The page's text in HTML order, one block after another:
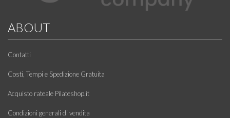
ABOUT
Contatti
Costi, Tempi e Spedizione Gratuita
Acquisto rateale Pilateshop.it
Condizioni generali di vendita